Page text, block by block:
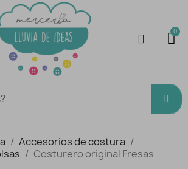
Accesorios de costura
Costurero original Fresas